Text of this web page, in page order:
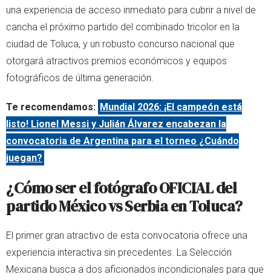
una experiencia de acceso inmediato para cubrir a nivel de
cancha el próximo partido del combinado tricolor en la
ciudad de Toluca, y un robusto concurso nacional que
otorgará atractivos premios económicos y equipos
fotográficos de última generación.
Te recomendamos: Mundial 2026: ¡El campeón está
listo! Lionel Messi y Julián Álvarez encabezan la
convocatoria de Argentina para el torneo ¿Cuándo
juegan?
¿Cómo ser el fotógrafo OFICIAL del
partido México vs Serbia en Toluca?
El primer gran atractivo de esta convocatoria ofrece una
experiencia interactiva sin precedentes. La Selección
Mexicana busca a dos aficionados incondicionales para que